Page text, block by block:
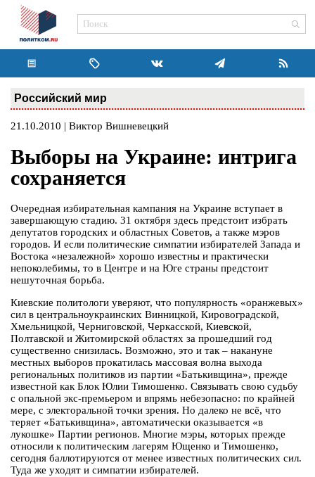
Российский мир
21.10.2010 | Виктор Вишневецкий
Выборы на Украине: интрига
сохраняется
Очередная избирательная кампания на Украине вступает в
завершающую стадию. 31 октября здесь предстоит избрать
депутатов городских и областных Советов, а также мэров
городов. И если политические симпатии избирателей Запада и
Востока «незалежной» хорошо известны и практически
непоколебимы, то в Центре и на Юге страны предстоит
нешуточная борьба.
Киевские политологи уверяют, что популярность «оранжевых»
сил в центральноукраинских Винницкой, Кировоградской,
Хмельницкой, Черниговской, Черкасской, Киевской,
Полтавской и Житомирской областях за прошедший год
существенно снизилась. Возможно, это и так – накануне
местных выборов прокатилась массовая волна выхода
региональных политиков из партии «Батькивщина», прежде
известной как Блок Юлии Тимошенко. Связывать свою судьбу
с опальной экс-премьером и впрямь небезопасно: по крайней
мере, с электоральной точки зрения. Но далеко не всё, что
теряет «Батькивщина», автоматически оказывается «в
лукошке» Партии регионов. Многие мэры, которых прежде
относили к политическим лагерям Ющенко и Тимошенко,
сегодня баллотируются от менее известных политических сил.
Туда же уходят и симпатии избирателей.